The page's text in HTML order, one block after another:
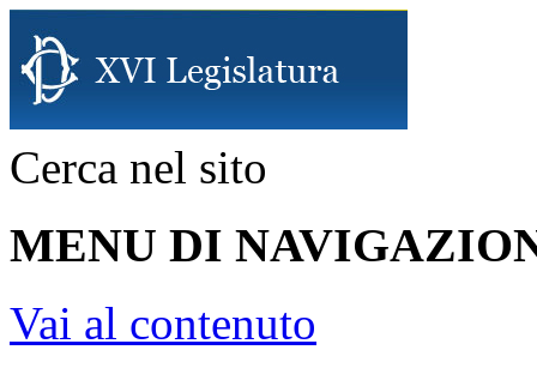
Cerca nel sito
MENU DI
Vai al contenuto